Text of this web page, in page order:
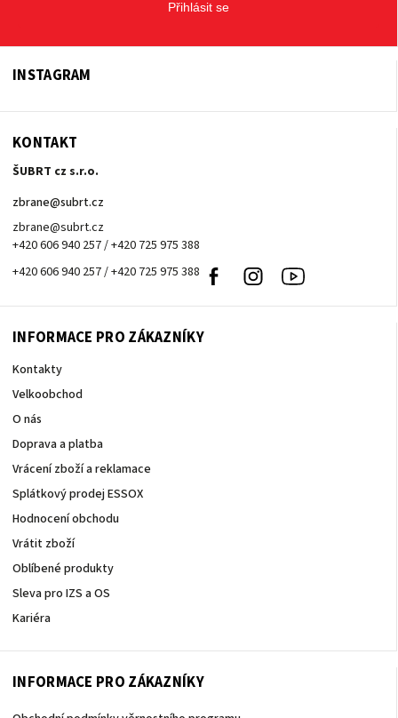
Přihlásit se
INSTAGRAM
KONTAKT
ŠUBRT cz s.r.o.
zbrane@subrt.cz
zbrane@subrt.cz
+420 606 940 257 / +420 725 975 388
+420 606 940 257 / +420 725 975 388
Facebook Instagram
INFORMACE PRO ZÁKAZNÍKY
Kontakty
Velkoobchod
O nás
Doprava a platba
Vrácení zboží a reklamace
Splátkový prodej ESSOX
Hodnocení obchodu
Vrátit zboží
Oblíbené produkty
Sleva pro IZS a OS
Kariéra
INFORMACE PRO ZÁKAZNÍKY